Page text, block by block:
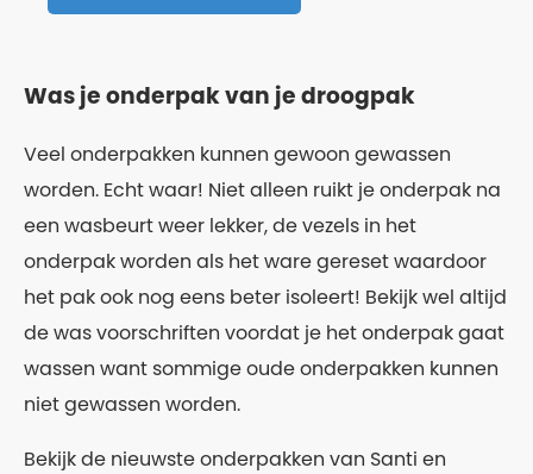
Was je onderpak van je droogpak
Veel onderpakken kunnen gewoon gewassen
worden. Echt waar! Niet alleen ruikt je onderpak na
een wasbeurt weer lekker, de vezels in het
onderpak worden als het ware gereset waardoor
het pak ook nog eens beter isoleert! Bekijk wel altijd
de was voorschriften voordat je het onderpak gaat
wassen want sommige oude onderpakken kunnen
niet gewassen worden.
Bekijk de nieuwste onderpakken van Santi en